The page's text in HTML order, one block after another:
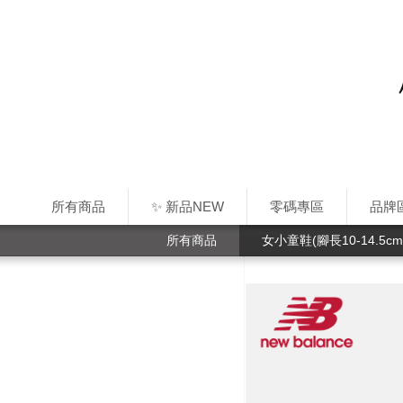
所有商品 ✨ 新品NEW 零碼專區 品牌
所有商品 女小童鞋(腳長10-